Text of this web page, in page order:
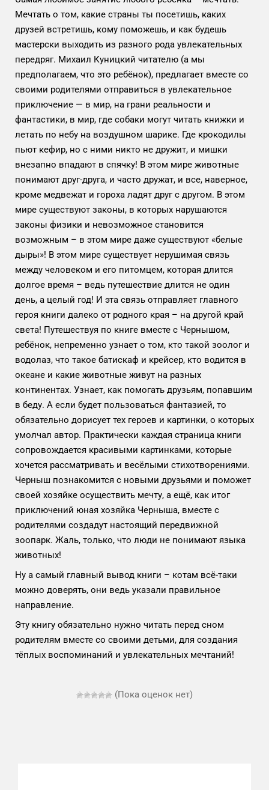
Мечтать о том, какие страны ты посетишь, каких
друзей встретишь, кому поможешь, и как будешь
мастерски выходить из разного рода увлекательных
передряг. Михаил Куницкий читателю (а мы
предполагаем, что это ребёнок), предлагает вместе со
своими родителями отправиться в увлекательное
приключение — в мир, на грани реальности и
фантастики, в мир, где собаки могут читать книжки и
летать по небу на воздушном шарике. Где крокодилы
пьют кефир, но с ними никто не дружит, и мишки
внезапно впадают в спячку! В этом мире животные
понимают друг-друга, и часто дружат, и все, наверное,
кроме медвежат и гороха ладят друг с другом. В этом
мире существуют законы, в которых нарушаются
законы физики и невозможное становится
возможным – в этом мире даже существуют «белые
дыры»! В этом мире существует нерушимая связь
между человеком и его питомцем, которая длится
долгое время – ведь путешествие длится не один
день, а целый год! И эта связь отправляет главного
героя книги далеко от родного края – на другой край
света! Путешествуя по книге вместе с Чернышом,
ребёнок, непременно узнает о том, кто такой зоолог и
водолаз, что такое батискаф и крейсер, кто водится в
океане и какие животные живут на разных
континентах. Узнает, как помогать друзьям, попавшим
в беду. А если будет пользоваться фантазией, то
обязательно дорисует тех героев и картинки, о которых
умолчал автор. Практически каждая страница книги
сопровождается красивыми картинками, которые
хочется рассматривать и весёлыми стихотворениями.
Черныш познакомится с новыми друзьями и поможет
своей хозяйке осуществить мечту, а ещё, как итог
приключений юная хозяйка Черныша, вместе с
родителями создадут настоящий передвижной
зоопарк. Жаль, только, что люди не понимают языка
животных!
Ну а самый главный вывод книги – котам всё-таки
можно доверять, они ведь указали правильное
направление.
Эту книгу обязательно нужно читать перед сном
родителям вместе со своими детьми, для создания
тёплых воспоминаний и увлекательных мечтаний!
(Пока оценок нет)